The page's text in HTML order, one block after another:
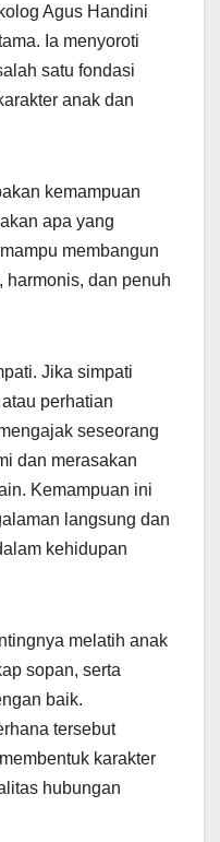
Agus Handini
Ia menyoroti
satu fondasi
anak dan
kemampuan
apa yang
membangun
harmonis, dan penuh
Jika simpati
perhatian
seseorang
dan merasakan
Kemampuan ini
langsung dan
kehidupan
melatih anak
sopan, serta
baik.
tersebut
karakter
hubungan